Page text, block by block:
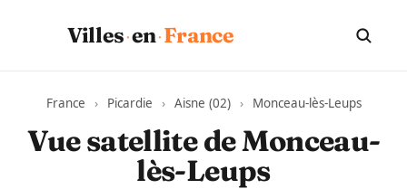
Villes·en·France
France › Picardie › Aisne (02) › Monceau-lès-Leups
Vue satellite de Monceau-
lès-Leups